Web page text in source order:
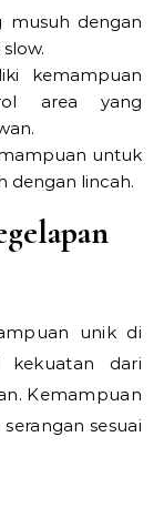
musuh dengan
kemampuan
area yang
untuk
dengan lincah.
unik di
kekuatan dari
Kemampuan
sesuai